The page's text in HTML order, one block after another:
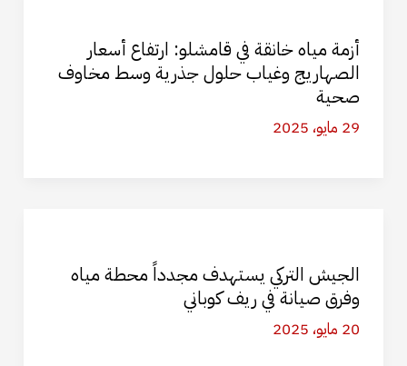
أزمة مياه خانقة في قامشلو: ارتفاع أسعار
الصهاريج وغياب حلول جذرية وسط مخاوف
صحية
29 مايو، 2025
الجيش التركي يستهدف مجدداً محطة مياه
وفرق صيانة في ريف كوباني
20 مايو، 2025